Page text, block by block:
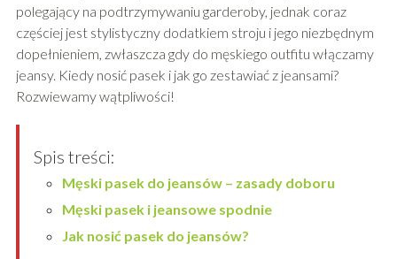
polegający na podtrzymywaniu garderoby, jednak coraz
częściej jest stylistyczny dodatkiem stroju i jego niezbędnym
dopełnieniem, zwłaszcza gdy do męskiego outfitu włączamy
jeansy. Kiedy nosić pasek i jak go zestawiać z jeansami?
Rozwiewamy wątpliwości!
Spis treści:
Męski pasek do jeansów – zasady doboru
Męski pasek i jeansowe spodnie
Jak nosić pasek do jeansów?